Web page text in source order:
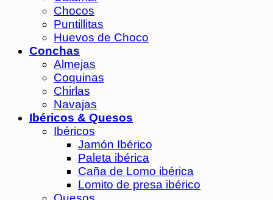
Chocos
Puntillitas
Huevos de Choco
Conchas
Almejas
Coquinas
Chirlas
Navajas
Ibéricos & Quesos
Ibéricos
Jamón Ibérico
Paleta ibérica
Caña de Lomo ibérica
Lomito de presa ibérico